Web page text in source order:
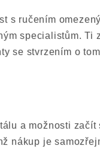
s ručením
specialistům. Ti
se stvrzením o
a možnosti začít
nákup je